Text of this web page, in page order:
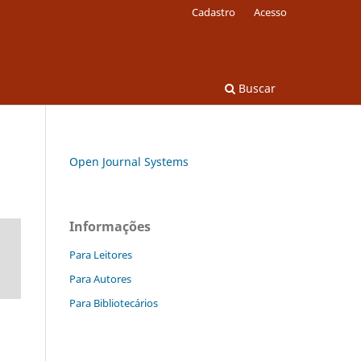
Buscar
Cadastro Acesso
Open Journal Systems
Informações
Para Leitores
Para Autores
Para Bibliotecários